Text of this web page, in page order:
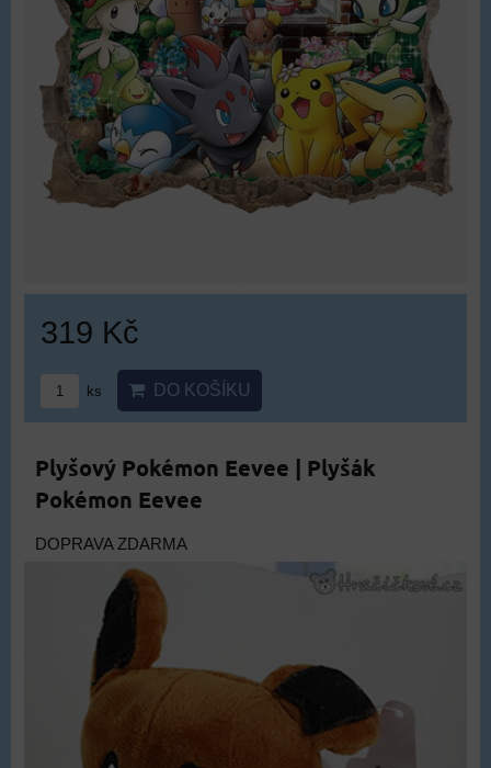
319 Kč
ks DO KOŠÍKU
Plyšový Pokémon Eevee | Plyšák
Pokémon Eevee
DOPRAVA ZDARMA